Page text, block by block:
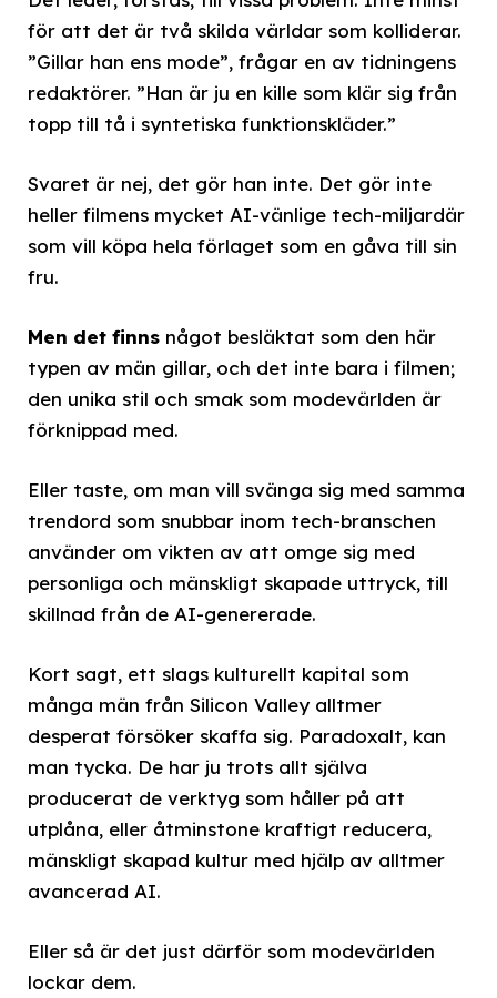
för att det är två skilda världar som kolliderar.
”Gillar han ens mode”, frågar en av tidningens
redaktörer. ”Han är ju en kille som klär sig från
topp till tå i syntetiska funktionskläder.”
Svaret är nej, det gör han inte. Det gör inte
heller filmens mycket AI-vänlige tech-miljardär
som vill köpa hela förlaget som en gåva till sin
fru.
Men det finns något besläktat som den här
typen av män gillar, och det inte bara i filmen;
den unika stil och smak som modevärlden är
förknippad med.
Eller taste, om man vill svänga sig med samma
trendord som snubbar inom tech-branschen
använder om vikten av att omge sig med
personliga och mänskligt skapade uttryck, till
skillnad från de AI-genererade.
Kort sagt, ett slags kulturellt kapital som
många män från Silicon Valley alltmer
desperat försöker skaffa sig. Paradoxalt, kan
man tycka. De har ju trots allt själva
producerat de verktyg som håller på att
utplåna, eller åtminstone kraftigt reducera,
mänskligt skapad kultur med hjälp av alltmer
avancerad AI.
Eller så är det just därför som modevärlden
lockar dem.